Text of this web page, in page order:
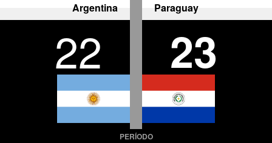
Argentina Paraguay
22 23
PERÍODO